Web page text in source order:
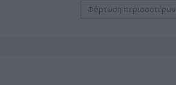
Φόρτωση περισσοτέρων